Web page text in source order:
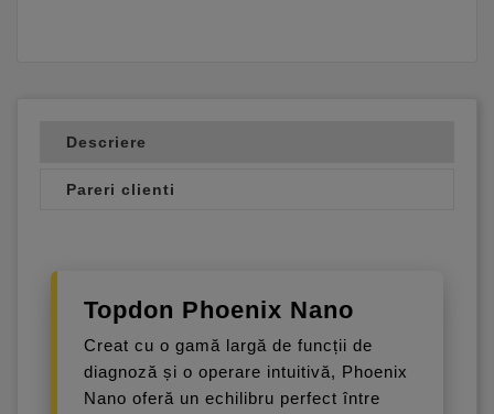
Descriere
Pareri clienti
Topdon Phoenix Nano
Creat cu o gamă largă de funcții de
diagnoză și o operare intuitivă, Phoenix
Nano oferă un echilibru perfect între